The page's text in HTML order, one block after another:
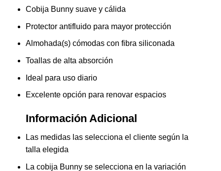
Cobija Bunny suave y cálida
Protector antifluido para mayor protección
Almohada(s) cómodas con fibra siliconada
Toallas de alta absorción
Ideal para uso diario
Excelente opción para renovar espacios
Información Adicional
Las medidas las selecciona el cliente según la
talla elegida
La cobija Bunny se selecciona en la variación